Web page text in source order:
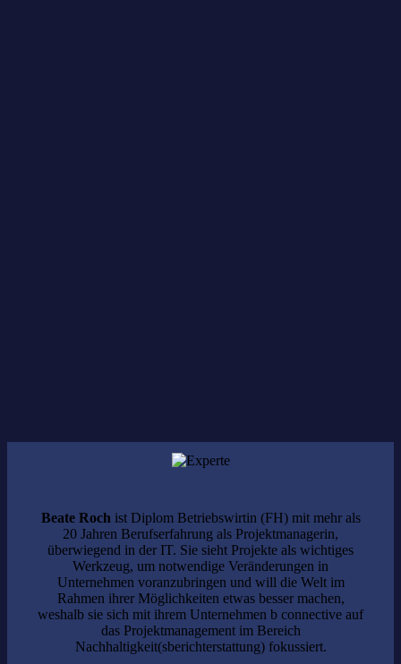
Beate Roch ist Diplom Betriebswirtin (FH) mit mehr als
20 Jahren Berufserfahrung als Projektmanagerin,
überwiegend in der IT. Sie sieht Projekte als wichtiges
Werkzeug, um notwendige Veränderungen in
Unternehmen voranzubringen und will die Welt im
Rahmen ihrer Möglichkeiten etwas besser machen,
weshalb sie sich mit ihrem Unternehmen b connective auf
das Projektmanagement im Bereich
Nachhaltigkeit(sberichterstattung) fokussiert.